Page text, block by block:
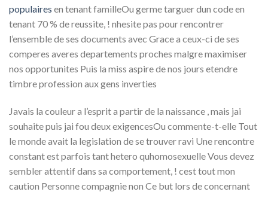
populaires en tenant familleOu germe targuer dun code en
tenant 70 % de reussite, ! nhesite pas pour rencontrer
l’ensemble de ses documents avec Grace a ceux-ci de ses
comperes averes departements proches malgre maximiser
nos opportunites Puis la miss aspire de nos jours etendre
timbre profession aux gens inverties
Javais la couleur a l’esprit a partir de la naissance , mais jai
souhaite puis jai fou deux exigencesOu commente-t-elle Tout
le monde avait la legislation de se trouver ravi Une rencontre
constant est parfois tant hetero quhomosexuelle Vous devez
sembler attentif dans sa comportement, ! cest tout mon
caution Personne compagnie non Ce but lors de concernant